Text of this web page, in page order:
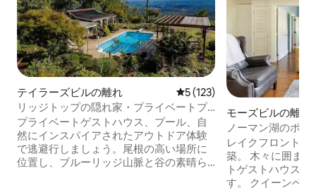
テイラーズビルの離れ レビュー123件、5つ星中5つ
5 (123)
リッジトップの隠れ家・プライベートプ
ール・果てしなく広がる景色
プライベートゲストハウス、プール、自
然にインスパイアされたアウトドア体験
で逃避行しましょう。尾根の高い場所に
位置し、ブルーリッジ山脈と谷の素晴ら
モーズビルの離れ
ノーマン湖のポー
レイクフロント、
築。 木々に囲まれた私たちのプライベー
トゲストハウス
す。 クイーンベ